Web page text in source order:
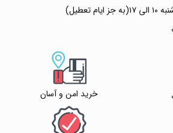
خرید امن و آسان